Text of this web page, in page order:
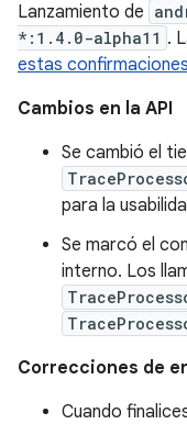
Lanzamiento de
*:1.4.0-alpha11 .
estas confirmaciones
Cambios en la API
Se cambió el
para la
Se marcó el
interno. Los
Correcciones de
Cuando